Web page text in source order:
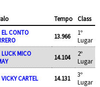
Tempo Class
EL CONTO
13.966
1º
Lugar
LUCK MICO
14.104
2º
Lugar
VICKY CARTEL 14.131
3º
Lugar